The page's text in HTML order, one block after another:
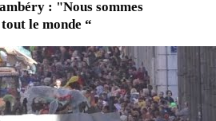
: "Nous sommes
le monde “